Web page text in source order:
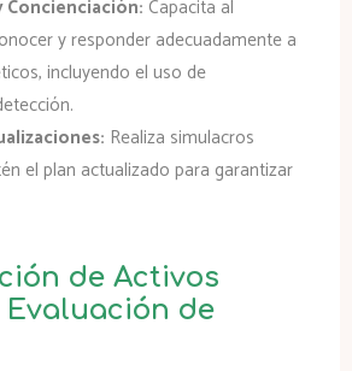
Concienciación: Capacita al
y responder adecuadamente a
incluyendo el uso de
Realiza simulacros
el plan actualizado para garantizar
de Activos
de